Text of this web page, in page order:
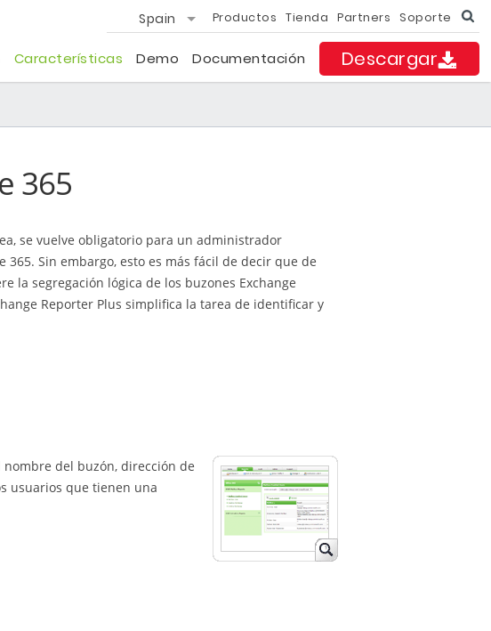
Spain Productos Tienda Partners Soporte
Descargar
Características Demo Documentación
365
se vuelve obligatorio para un administrador
Sin embargo, esto es más fácil de decir que de
la segregación lógica de los buzones Exchange
Reporter Plus simplifica la tarea de identificar y
del buzón, dirección de
usuarios que tienen una